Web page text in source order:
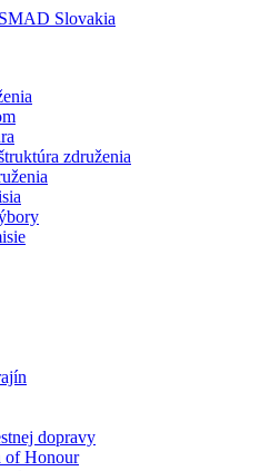
združenia
dopravy
of Honour